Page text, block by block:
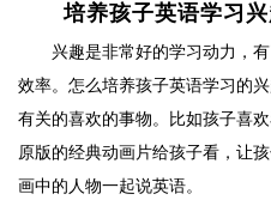
培养孩子英语学习兴
兴趣是非常好的学习动力，有
效率。怎么培养孩子英语学习的
有关的喜欢的事物。比如孩子喜
原版的经典动画片给孩子看，让
画中的人物一起说英语。